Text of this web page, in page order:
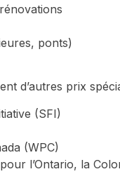
ponts)
d’autres prix
(SFI)
(WPC)
l’Ontario, la